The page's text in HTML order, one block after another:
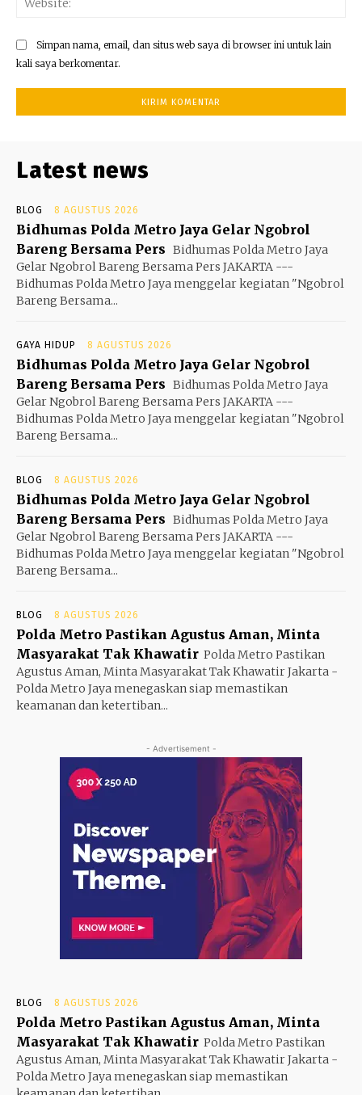
Simpan nama, email, dan situs web saya di browser ini untuk lain
kali saya berkomentar.
Latest news
BLOG 8 AGUSTUS 2026
Bidhumas Polda Metro Jaya Gelar Ngobrol
Bareng Bersama Pers Bidhumas Polda Metro Jaya
Gelar Ngobrol Bareng Bersama Pers JAKARTA ---
Bidhumas Polda Metro Jaya menggelar kegiatan "Ngobrol
Bareng Bersama...
GAYA HIDUP 8 AGUSTUS 2026
Bidhumas Polda Metro Jaya Gelar Ngobrol
Bareng Bersama Pers Bidhumas Polda Metro Jaya
Gelar Ngobrol Bareng Bersama Pers JAKARTA ---
Bidhumas Polda Metro Jaya menggelar kegiatan "Ngobrol
Bareng Bersama...
BLOG 8 AGUSTUS 2026
Bidhumas Polda Metro Jaya Gelar Ngobrol
Bareng Bersama Pers Bidhumas Polda Metro Jaya
Gelar Ngobrol Bareng Bersama Pers JAKARTA ---
Bidhumas Polda Metro Jaya menggelar kegiatan "Ngobrol
Bareng Bersama...
BLOG 8 AGUSTUS 2026
Polda Metro Pastikan Agustus Aman, Minta
Masyarakat Tak Khawatir Polda Metro Pastikan
Agustus Aman, Minta Masyarakat Tak Khawatir Jakarta -
Polda Metro Jaya menegaskan siap memastikan
keamanan dan ketertiban...
- Advertisement -
BLOG 8 AGUSTUS 2026
Polda Metro Pastikan Agustus Aman, Minta
Masyarakat Tak Khawatir Polda Metro Pastikan
Agustus Aman, Minta Masyarakat Tak Khawatir Jakarta -
Polda Metro Jaya menegaskan siap memastikan